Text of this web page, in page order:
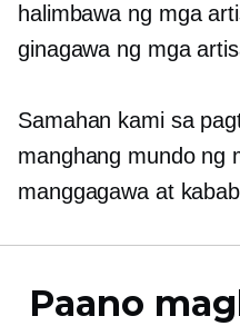
halimbawa ng mga
ginagawa ng mga
Samahan kami sa
manghang mundo ng
manggagawa at
Paano